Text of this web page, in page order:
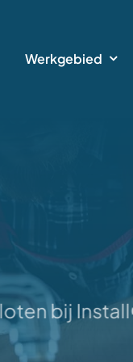
Werkgebied
bij InstallQ